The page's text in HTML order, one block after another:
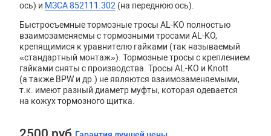
ось) и МЗСА 852111.302 (на переднюю ось).
Быстросъемные тормозные тросы AL-KO полностью
взаимозаменяемы с тормозными тросами AL-KO,
крепящимися к уравнителю гайками (так называемый
«стандартный монтаж»). Тормозные тросы с креплением
гайками сняты с производства. Тросы AL -KO и Knott
(а также BPWи др.) не являются взаимозаменяемыми,
т.к. имеют разный диаметр муфты, которая одевается
на кожух тормозного щитка.